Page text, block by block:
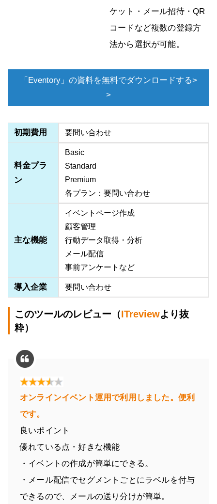
ケット・メール招待・QR
コードなど複数の登録方
法から選択が可能。
「Eventory」の資料を無料でダウンロードする>
>
初期費用 要問い合わせ
料金プラ
ン
Basic
Standard
Premium
各プラン：要問い合わせ
主な機能
イベントページ作成
顧客管理
行動データ取得・分析
メール配信
事前アンケートなど
導入企業 要問い合わせ
このツールのレビュー（ITreviewより抜
粋）
オンラインイベント運用で利用しました。便利
です。
良いポイント
優れている点・好きな機能
・イベントの作成が簡単にできる。
・メール配信でセグメントごとにラベルを付与
できるので、メールの送り分けが簡単。